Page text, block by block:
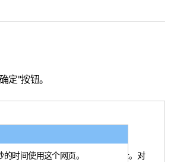
定"按钮。
时间使用这个网页。
责任平等对待残疾人士与健全人士。对